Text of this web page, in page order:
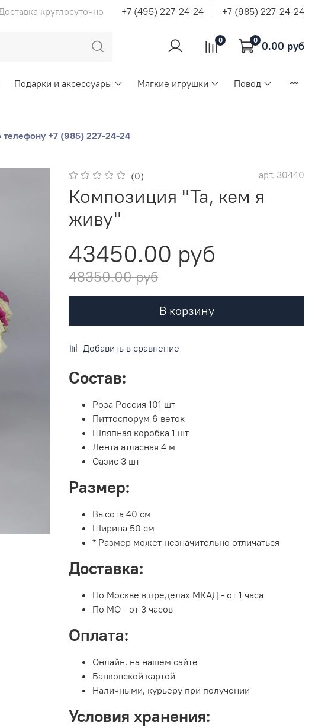
круглосуточно +7 (495) 227-24-24 +7 (985) 227-24-24
0 0 0.00 руб
Подарки и аксессуары Мягкие игрушки Повод
телефону +7 (985) 227-24-24
(0) арт. 30440
Композиция "Та, кем я
живу"
43450.00 руб
48350.00 руб
В корзину
Добавить в сравнение
Состав:
Роза Россия 101 шт
Питтоспорум 6 веток
Шляпная коробка 1 шт
Лента атласная 4 м
Оазис 3 шт
Размер:
Высота 40 см
Ширина 50 см
* Размер может незначительно отличаться
Доставка:
По Москве в пределах МКАД - от 1 часа
По МО - от 3 часов
Оплата:
Онлайн, на нашем сайте
Банковской картой
Наличными, курьеру при получении
Условия хранения: